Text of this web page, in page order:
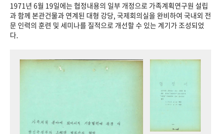
VR 역사관
1971년 6월 19일에는 협정내용의 일부 개정으로 가족계획연구원 설립
과 함께 본관건물과 연계된 대형 강당, 국제회의실을 완비하여 국내외 전
문 인력의 훈련 및 세미나를 질적으로 개선할 수 있는 계기가 조성되었
다.